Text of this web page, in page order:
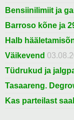
Bensiinilimiit ja
Barroso kõne ja
Halb
Väikevend
Tüdrukud ja
Tasaareng.
Kas parteilast